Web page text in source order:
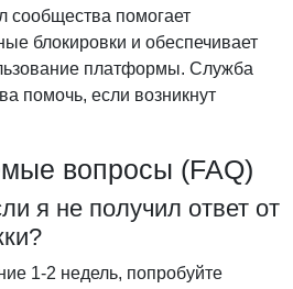
сообщества помогает
блокировки и обеспечивает
платформы. Служба
помочь, если возникнут
вопросы (FAQ)
я не получил ответ от
1-2 недель, попробуйте